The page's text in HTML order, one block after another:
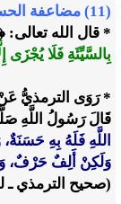
(11) مضاعفة الحسنات
* قال الله تعالى:
بِالسَّيِّئَةِ فَلَا يُجْزَى
* رَوَى الترمذيُّ
قَالَ رَسُولُ اللَّهِ
اللَّهِ فَلَهُ بِهِ
وَلَكِنْ أَلِفٌ حَرْفٌ،
(صحيح الترمذي ـ